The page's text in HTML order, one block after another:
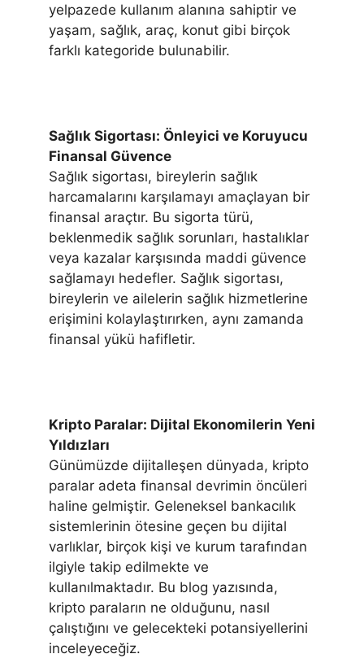
yelpazede kullanım alanına sahiptir ve
yaşam, sağlık, araç, konut gibi birçok
farklı kategoride bulunabilir.
Sağlık Sigortası: Önleyici ve Koruyucu
Finansal Güvence
Sağlık sigortası, bireylerin sağlık
harcamalarını karşılamayı amaçlayan bir
finansal araçtır. Bu sigorta türü,
beklenmedik sağlık sorunları, hastalıklar
veya kazalar karşısında maddi güvence
sağlamayı hedefler. Sağlık sigortası,
bireylerin ve ailelerin sağlık hizmetlerine
erişimini kolaylaştırırken, aynı zamanda
finansal yükü hafifletir.
Kripto Paralar: Dijital Ekonomilerin Yeni
Yıldızları
Günümüzde dijitalleşen dünyada, kripto
paralar adeta finansal devrimin öncüleri
haline gelmiştir. Geleneksel bankacılık
sistemlerinin ötesine geçen bu dijital
varlıklar, birçok kişi ve kurum tarafından
ilgiyle takip edilmekte ve
kullanılmaktadır. Bu blog yazısında,
kripto paraların ne olduğunu, nasıl
çalıştığını ve gelecekteki potansiyellerini
inceleyeceğiz.